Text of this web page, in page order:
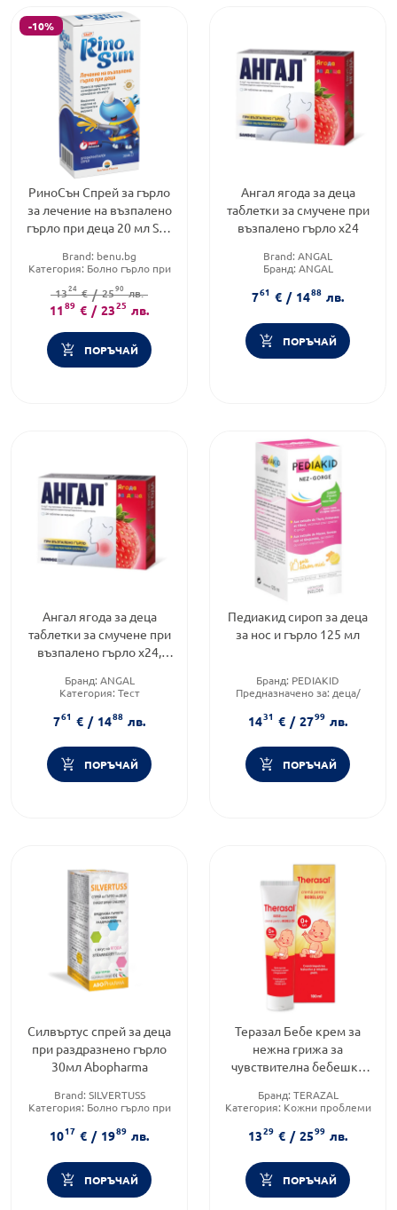
-10%
РиноСън Спрей за гърло
за лечение на възпалено
гърло при деца 20 мл Sun
Brand: benu.bg
Категория: Болно гърло при
Форма на продукта:спрей
1324€ / 2590 лв.
1189 € / 2325 лв.
ПОРЪЧАЙ
Ангал ягода за деца
таблетки за смучене при
възпалено гърло х24
Brand: ANGAL
Бранд: ANGAL
761 € / 1488 лв.
ПОРЪЧАЙ
Ангал ягода за деца
таблетки за смучене при
възпалено гърло х24,
Бранд: ANGAL
Категория: Тест
761 € / 1488 лв.
ПОРЪЧАЙ
Педиакид сироп за деца
за нос и гърло 125 мл
Бранд: PEDIAKID
Предназначено за: деца/
Форма на продукта:сироп
1431 € / 2799 лв.
ПОРЪЧАЙ
Силвъртус спрей за деца
при раздразнено гърло
30мл Abopharma
Brand: SILVERTUSS
Категория: Болно гърло при
Приложение:орално
1017 € / 1989 лв.
ПОРЪЧАЙ
Теразал Бебе крем за
нежна грижа за
чувствителна бебешка
Бранд: TERAZAL
Категория: Кожни проблеми
Brand:TERAZAL
1329 € / 2599 лв.
ПОРЪЧАЙ